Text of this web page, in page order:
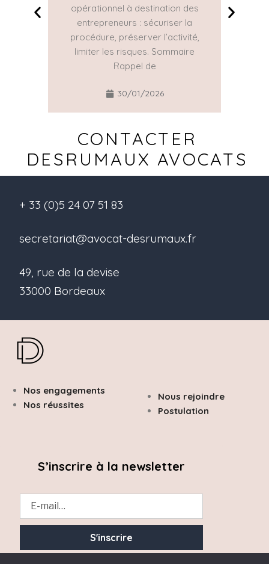
opérationnel à destination des
entrepreneurs : sécuriser la
procédure, préserver l’activité,
limiter les risques. Sommaire
Rappel de
30/01/2026
CONTACTER
DESRUMAUX AVOCATS
+ 33 (0)5 24 07 51 83
secretariat@avocat-desrumaux.fr
49, rue de la devise
33000 Bordeaux
Nous rejoindre
Postulation
Nos engagements
Nos réussites
S’inscrire à la newsletter